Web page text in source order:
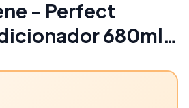
- Perfect
680ml -